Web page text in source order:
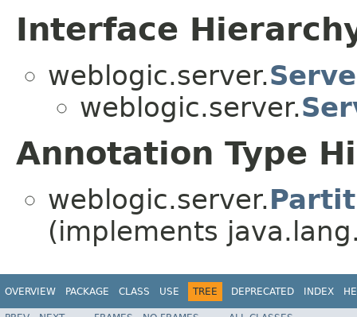
Interface
weblogic.server.
weblogic.server.
Annotation Type
weblogic.server.
(implements
OVERVIEW PACKAGE CLASS USE TREE DEPRECATED INDEX